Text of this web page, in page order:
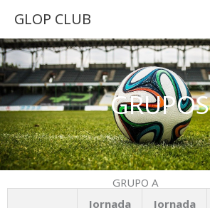
contenido
GLOP CLUB
GRUPOS
GRUPO A
Jornada
Jornada